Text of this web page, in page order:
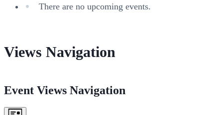
There are no upcoming events.
Views Navigation
Event Views Navigation